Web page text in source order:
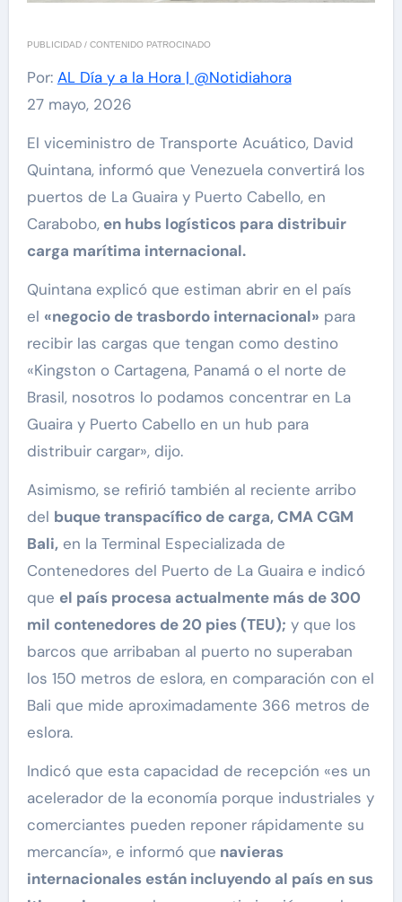
PUBLICIDAD / CONTENIDO PATROCINADO
Por: AL Día y a la Hora | @Notidiahora
27 mayo, 2026
El viceministro de Transporte Acuático, David
Quintana, informó que Venezuela convertirá los
puertos de La Guaira y Puerto Cabello, en
Carabobo,en hubs logísticos para distribuir
carga marítima internacional.
Quintana explicó que estiman abrir en el país
el «negocio de trasbordo internacional» para
recibir las cargas que tengan como destino
«Kingston o Cartagena, Panamá o el norte de
Brasil, nosotros lo podamos concentrar en La
Guaira y Puerto Cabello en un hub para
distribuir cargar», dijo.
Asimismo, se refirió también al reciente arribo
del buque transpacífico de carga, CMA CGM
Bali,en la Terminal Especializada de
Contenedores del Puerto de La Guaira e indicó
que el país procesa actualmente más de 300
mil contenedores de 20 pies (TEU); y que los
barcos que arribaban al puerto no superaban
los 150 metros de eslora, en comparación con el
Bali que mide aproximadamente 366 metros de
eslora.
Indicó que esta capacidad de recepción «es un
acelerador de la economía porque industriales y
comerciantes pueden reponer rápidamente su
mercancía», e informó que navieras
internacionales están incluyendo al país en sus